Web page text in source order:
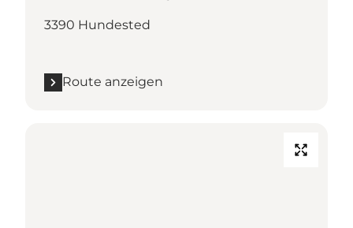
3390 Hundested
Route anzeigen